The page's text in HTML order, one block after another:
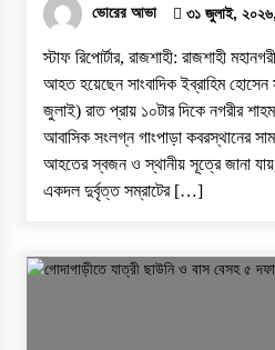
ভোরের আভা ৩১ জুলাই,
স্টাফ রিপোর্টার, রাজশাহী: রাজশাহী
আহত হয়েছেন সাংবাদিক ইব্রাহিম
জুলাই) রাত প্রায় ১০টার দিকে নগরীর
আবাসিক সংলগ্ন গাংপাড়া কবরস্থানের
আহতের স্বজন ও স্থানীয় সূত্রে জানা যায়,
একদল দুর্বৃত্ত সম্রাটের […]